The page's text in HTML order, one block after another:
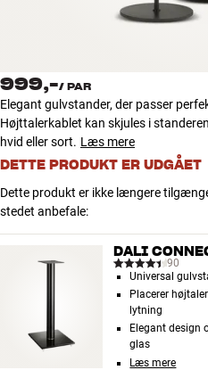
Kundeservice
Log ind
Kundeservice
Byg med Lyd
999,-/ PAR
Elegant gulvstander, der passer
Højttalerkablet kan skjules i
hvid eller sort. Læs mere
DETTE PRODUKT ER UDGÅET
Dette produkt er ikke længere
stedet anbefale:
DALI
90
Universal
Placerer
lytning
Elegant design
glas
Læs mere